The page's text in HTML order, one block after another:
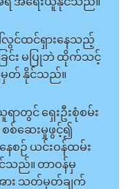
ရ အရေးယူနိုင်သည်။
ါ်လွင်ထင်ရှားနေသည့်
ြင်း မပြုဘဲ ထိုက်သင့်
မှတ် နိုင်သည်။
ာတွင် ရှေးဦးစုံစမ်း
စ်ဆေးမှုဖွင့်၍
ေစဉ် ယင်းဝန်ထမ်း
သည်။ တာဝန်မှ
ား သတ်မှတ်ချက်